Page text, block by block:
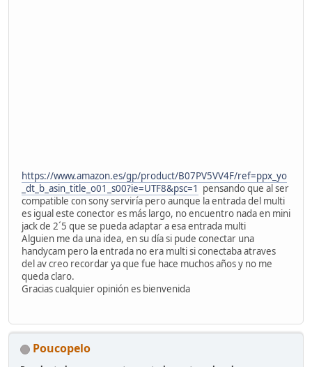
https://www.amazon.es/gp/product/B07PV5VV4F/ref=ppx_yo
_dt_b_asin_title_o01_s00?ie=UTF8&psc=1 pensando que al ser
compatible con sony serviría pero aunque la entrada del multi
es igual este conector es más largo, no encuentro nada en mini
jack de 2´5 que se pueda adaptar a esa entrada multi
Alguien me da una idea, en su día si pude conectar una
handycam pero la entrada no era multi si conectaba atraves
del av creo recordar ya que fue hace muchos años y no me
queda claro.
Gracias cualquier opinión es bienvenida
Poucopelo